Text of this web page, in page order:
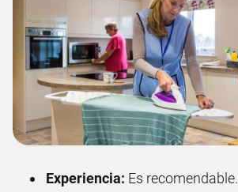
Experiencia: Es recomendable.